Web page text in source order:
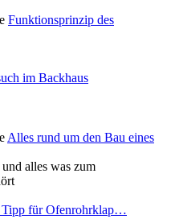
Funktionsprinzip des
im Backhaus
Alles rund um den Bau eines
alles was zum
für Ofenrohrklap…